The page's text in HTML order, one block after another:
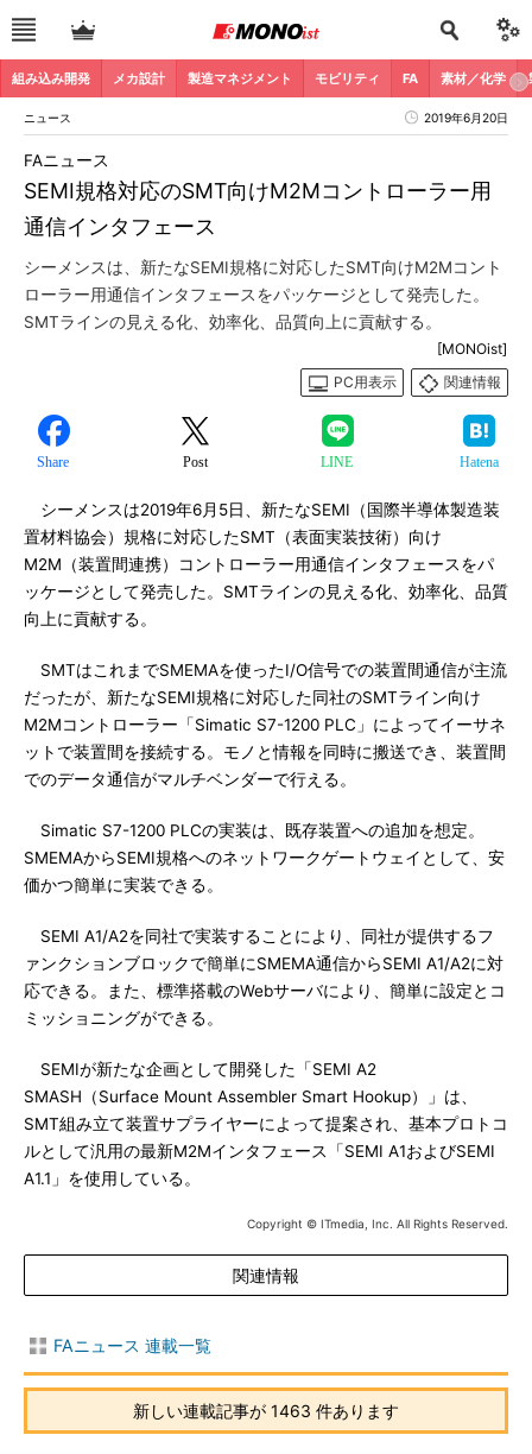
組み込み開発 メカ設計 製造マネジメント モビリティ FA 素材／化学
ニュース 2019年6月20日
SEMI規格対応のSMT向けM2Mコントローラー用
通信インタフェース
FAニュース
シーメンスは、新たなSEMI規格に対応したSMT向けM2Mコント
ローラー用通信インタフェースをパッケージとして発売した。
SMTラインの見える化、効率化、品質向上に貢献する。
[MONOist]
PC用表示
関連情報
Share Post LINE Hatena
シーメンスは2019年6月5日、新たなSEMI（国際半導体製造装
置材料協会）規格に対応したSMT（表面実装技術）向け
M2M（装置間連携）コントローラー用通信インタフェースをパ
ッケージとして発売した。SMTラインの見える化、効率化、品質
向上に貢献する。
SMTはこれまでSMEMAを使ったI/O信号での装置間通信が主流
だったが、新たなSEMI規格に対応した同社のSMTライン向け
M2Mコントローラー「Simatic S7-1200 PLC」によってイーサネ
ットで装置間を接続する。モノと情報を同時に搬送でき、装置間
でのデータ通信がマルチベンダーで行える。
Simatic S7-1200 PLCの実装は、既存装置への追加を想定。
SMEMAからSEMI規格へのネットワークゲートウェイとして、安
価かつ簡単に実装できる。
SEMI A1/A2を同社で実装することにより、同社が提供するフ
ァンクションブロックで簡単にSMEMA通信からSEMI A1/A2に対
応できる。また、標準搭載のWebサーバにより、簡単に設定とコ
ミッショニングができる。
SEMIが新たな企画として開発した「SEMI A2
SMASH（Surface Mount Assembler Smart Hookup）」は、
SMT組み立て装置サプライヤーによって提案され、基本プロトコ
ルとして汎用の最新M2Mインタフェース「SEMI A1およびSEMI
A1.1」を使用している。
Copyright © ITmedia, Inc. All Rights Reserved.
関連情報
FAニュース 連載一覧
新しい連載記事が 1463 件あります